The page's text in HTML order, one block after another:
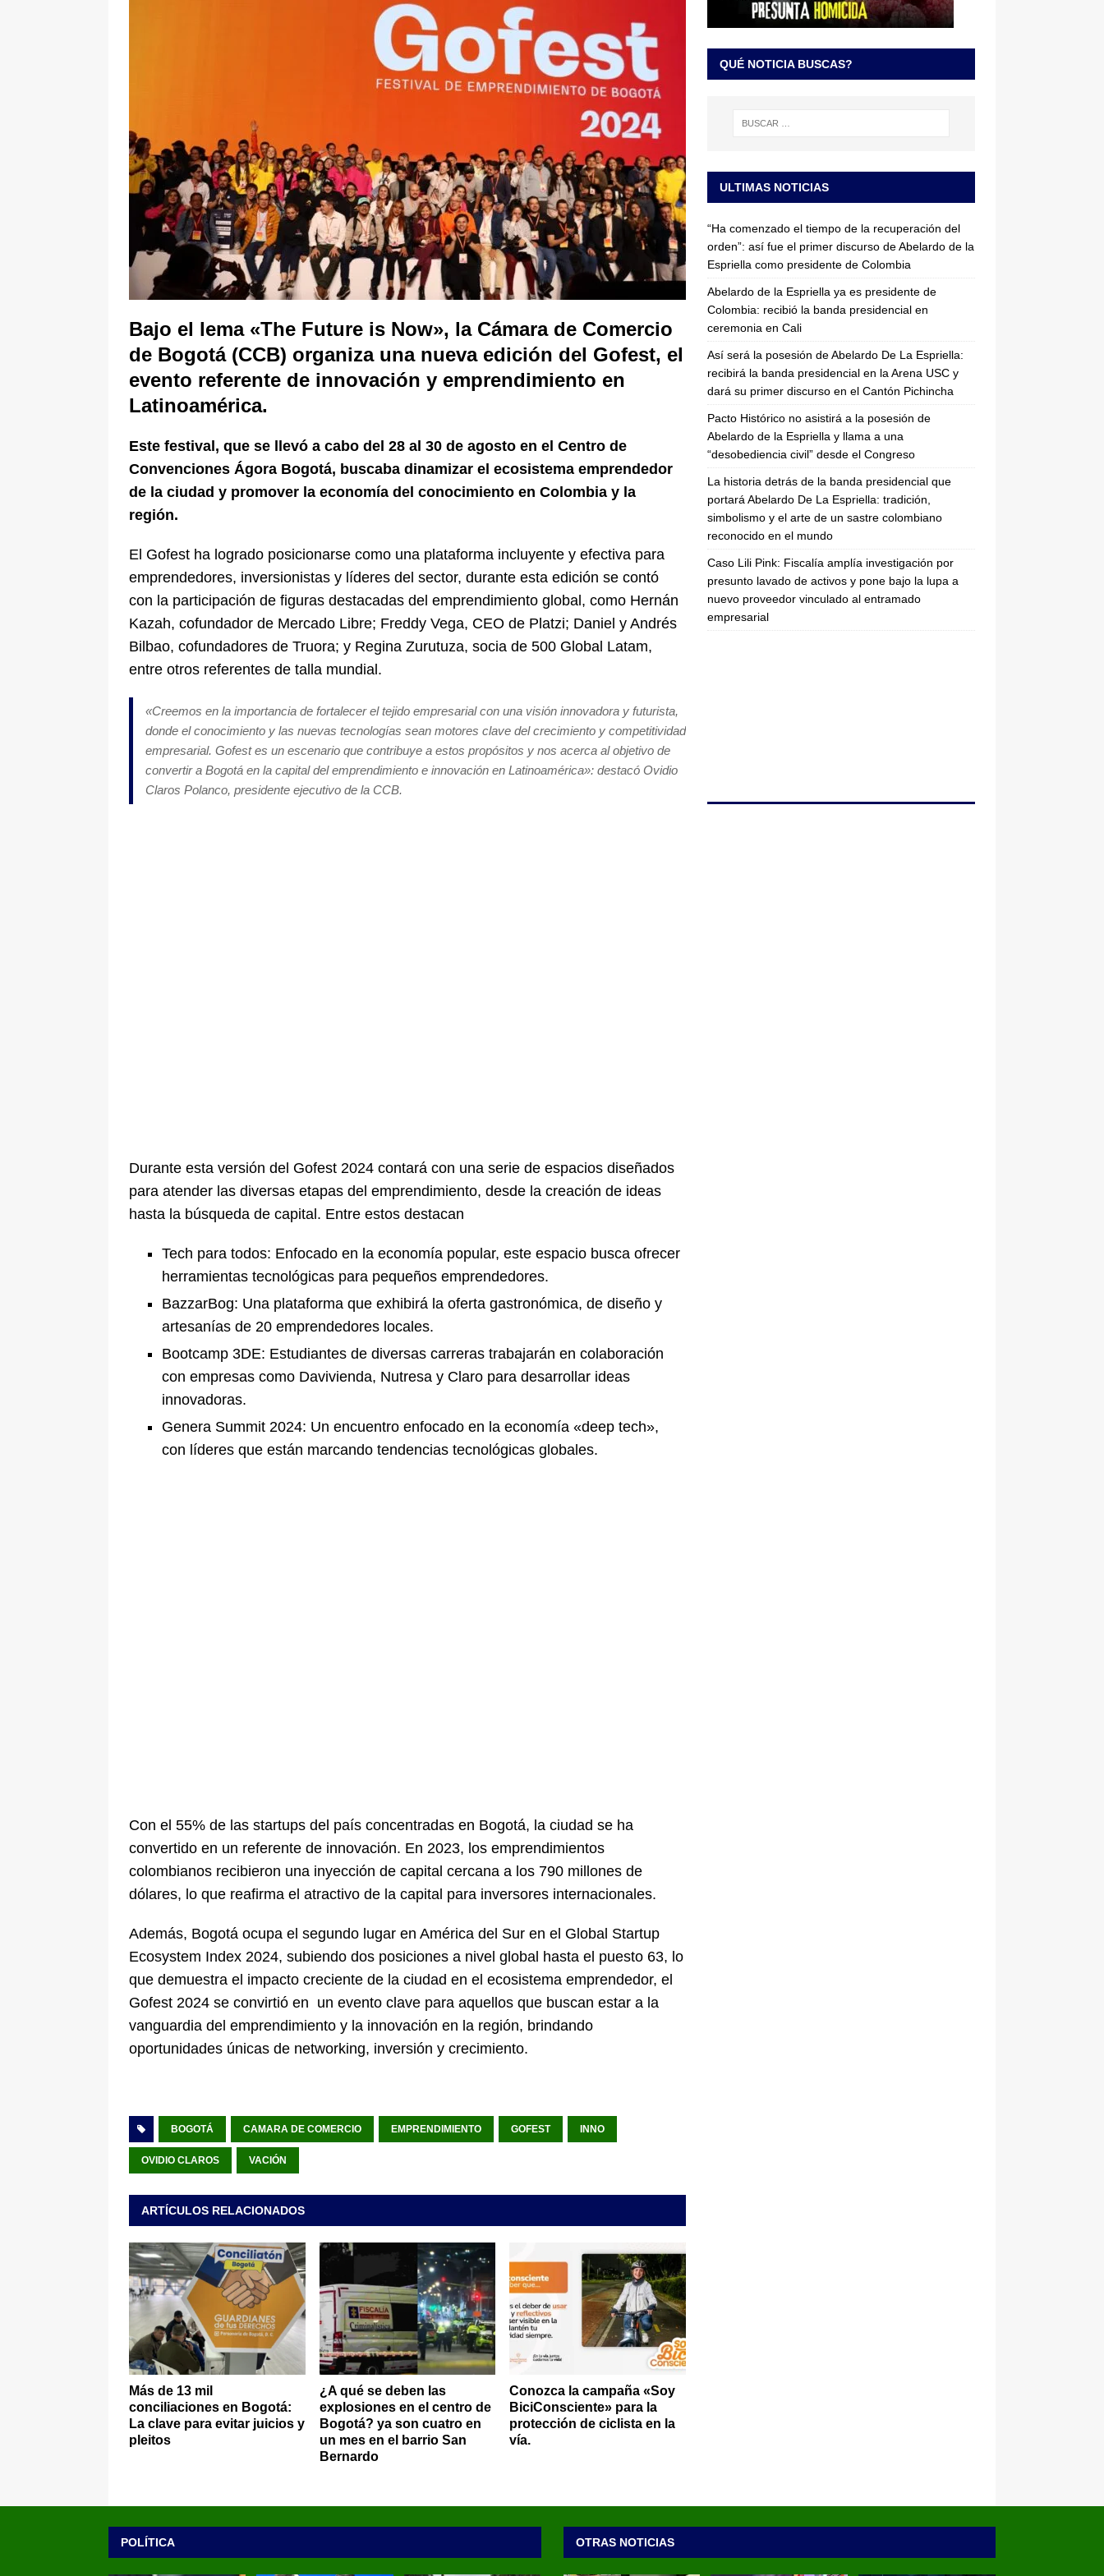
La historia detrás de la banda presidencial que portará Abelardo De La
Espriella: tradición, simbolismo y el arte de un sastre colombiano reconocido en el mundo LO
Bajo el lema «The Future is Now», la Cámara de Comercio
de Bogotá (CCB) organiza una nueva edición del Gofest, el
evento referente de innovación y emprendimiento en
Latinoamérica.
Este festival, que se llevó a cabo del 28 al 30 de agosto en el Centro de
Convenciones Ágora Bogotá, buscaba dinamizar el ecosistema emprendedor
de la ciudad y promover la economía del conocimiento en Colombia y la
región.
El Gofest ha logrado posicionarse como una plataforma incluyente y efectiva para
emprendedores, inversionistas y líderes del sector, durante esta edición se contó
con la participación de figuras destacadas del emprendimiento global, como Hernán
Kazah, cofundador de Mercado Libre; Freddy Vega, CEO de Platzi; Daniel y Andrés
Bilbao, cofundadores de Truora; y Regina Zurutuza, socia de 500 Global Latam,
entre otros referentes de talla mundial.
«Creemos en la importancia de fortalecer el tejido empresarial con una visión innovadora y futurista,
donde el conocimiento y las nuevas tecnologías sean motores clave del crecimiento y competitividad
empresarial. Gofest es un escenario que contribuye a estos propósitos y nos acerca al objetivo de
convertir a Bogotá en la capital del emprendimiento e innovación en Latinoamérica»: destacó Ovidio
Claros Polanco, presidente ejecutivo de la CCB.
Durante esta versión del Gofest 2024 contará con una serie de espacios diseñados
para atender las diversas etapas del emprendimiento, desde la creación de ideas
hasta la búsqueda de capital. Entre estos destacan
Tech para todos: Enfocado en la economía popular, este espacio busca ofrecer
herramientas tecnológicas para pequeños emprendedores.
BazzarBog: Una plataforma que exhibirá la oferta gastronómica, de diseño y
artesanías de 20 emprendedores locales.
Bootcamp 3DE: Estudiantes de diversas carreras trabajarán en colaboración
con empresas como Davivienda, Nutresa y Claro para desarrollar ideas
innovadoras.
Genera Summit 2024: Un encuentro enfocado en la economía «deep tech»,
con líderes que están marcando tendencias tecnológicas globales.
Con el 55% de las startups del país concentradas en Bogotá, la ciudad se ha
convertido en un referente de innovación. En 2023, los emprendimientos
colombianos recibieron una inyección de capital cercana a los 790 millones de
dólares, lo que reafirma el atractivo de la capital para inversores internacionales.
Además, Bogotá ocupa el segundo lugar en América del Sur en el Global Startup
Ecosystem Index 2024, subiendo dos posiciones a nivel global hasta el puesto 63, lo
que demuestra el impacto creciente de la ciudad en el ecosistema emprendedor, el
Gofest 2024 se convirtió en un evento clave para aquellos que buscan estar a la
vanguardia del emprendimiento y la innovación en la región, brindando
oportunidades únicas de networking, inversión y crecimiento.
BOGOTÁ CAMARA DE COMERCIO EMPRENDIMIENTO GOFEST INNO
OVIDIO CLAROS VACIÓN
ARTÍCULOS RELACIONADOS
Más de 13 mil
conciliaciones en Bogotá:
La clave para evitar juicios y
pleitos
¿A qué se deben las
explosiones en el centro de
Bogotá? ya son cuatro en
un mes en el barrio San
Bernardo
Conozca la campaña «Soy
BiciConsciente» para la
protección de ciclista en la
vía.
QUÉ NOTICIA BUSCAS?
ULTIMAS NOTICIAS
“Ha comenzado el tiempo de la recuperación del
orden”: así fue el primer discurso de Abelardo de la
Espriella como presidente de Colombia
Abelardo de la Espriella ya es presidente de
Colombia: recibió la banda presidencial en
ceremonia en Cali
Así será la posesión de Abelardo De La Espriella:
recibirá la banda presidencial en la Arena USC y
dará su primer discurso en el Cantón Pichincha
Pacto Histórico no asistirá a la posesión de
Abelardo de la Espriella y llama a una
“desobediencia civil” desde el Congreso
La historia detrás de la banda presidencial que
portará Abelardo De La Espriella: tradición,
simbolismo y el arte de un sastre colombiano
reconocido en el mundo
Caso Lili Pink: Fiscalía amplía investigación por
presunto lavado de activos y pone bajo la lupa a
nuevo proveedor vinculado al entramado
empresarial
POLÍTICA OTRAS NOTICIAS